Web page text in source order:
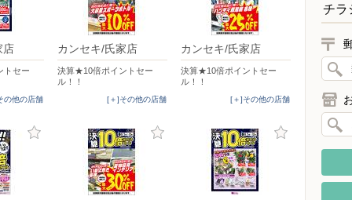
店
トセー
の他の店舗
カンセキ/氏家店
決算★10倍ポイントセー
ル！！
[＋]その他の店舗
カンセキ/氏家店
決算★10倍ポイントセー
ル！！
[＋]その他の店舗
チラ